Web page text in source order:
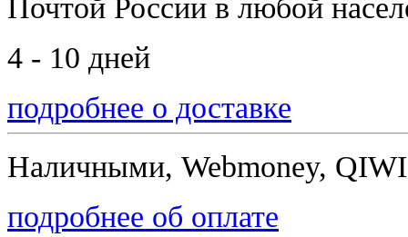
Почтой России в любой
4 - 10 дней
подробнее о доставке
Наличными, Webmoney,
подробнее об оплате